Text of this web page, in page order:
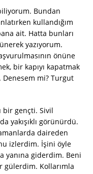
Bundan
kullandığım
ait. Hatta bunları
yazıyorum.
önüne
bir kapıyı kapatmak
Denesem mi? Turgut
bir gençti. Sivil
yakışıklı görünürdü.
daireden
izlerdim. İşini öyle
yanına giderdim. Beni
gülerdim. Kollarımla